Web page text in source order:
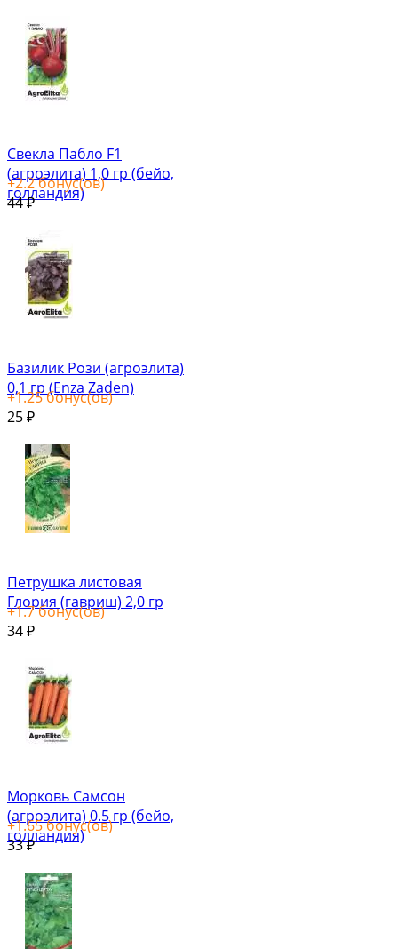
Свекла Пабло F1
(агроэлита) 1,0 гр (бейо,
голландия)
+2.2бонус(ов)
44₽
Базилик Рози (агроэлита)
0,1 гр (Enza Zaden)
+1.25бонус(ов)
25 ₽
Петрушка листовая
Глория (гавриш) 2,0 гр
+1.7бонус(ов)
34 ₽
Морковь Самсон
(агроэлита) 0.5 гр (бейо,
голландия)
+1.65бонус(ов)
33₽